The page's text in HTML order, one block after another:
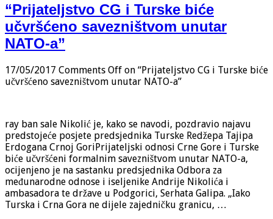
“Prijateljstvo CG i Turske biće
učvršćeno savezništvom unutar
NATO-a”
17/05/2017 Comments Off on “Prijateljstvo CG i Turske biće
učvršćeno savezništvom unutar NATO-a”
ray ban sale Nikolić je, kako se navodi, pozdravio najavu
predstojeće posjete predsjednika Turske Redžepa Tajipa
Erdogana Crnoj GoriPrijateljski odnosi Crne Gore i Turske
biće učvršćeni formalnim savezništvom unutar NATO-a,
ocijenjeno je na sastanku predsjednika Odbora za
međunarodne odnose i iseljenike Andrije Nikolića i
ambasadora te države u Podgorici, Serhata Galipa. „Iako
Turska i Crna Gora ne dijele zajedničku granicu, …